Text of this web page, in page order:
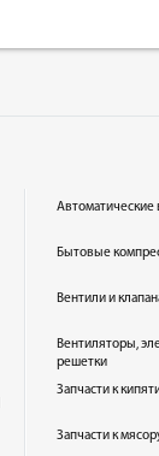
Бытовые
Вентили и
Вентиляторы,
решетки
Запчасти к
Запчасти к